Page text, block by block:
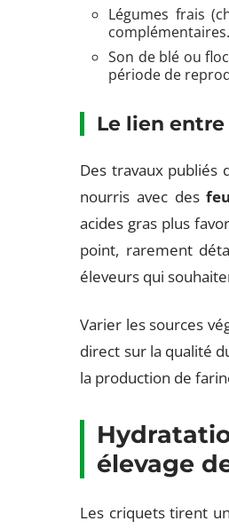
Légumes frais
complémentaires.
Son de blé ou
période de
Le lien
Des travaux publiés
nourris avec des
acides gras plus
point, rarement
éleveurs qui
Varier les sources
direct sur la qualité
la production de
élevage
Les criquets tirent